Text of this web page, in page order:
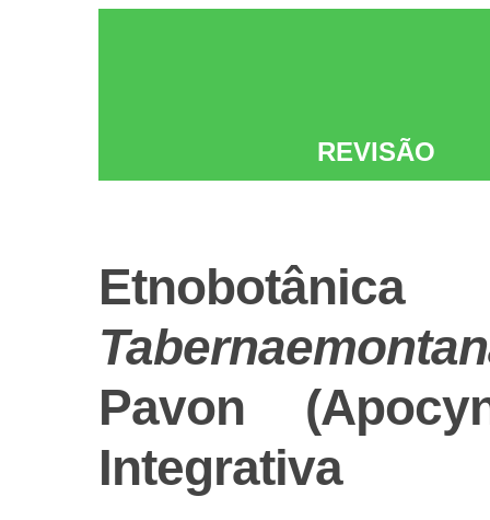
REVISÃO
Pavon
Integrativa